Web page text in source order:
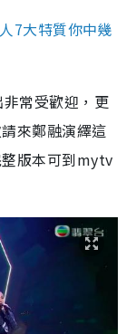
7大特質你中幾
常受歡迎，更
來鄭融演繹這
版本可到mytv